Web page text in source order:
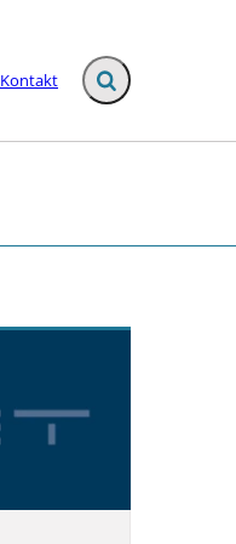
Kontakt Fold søgefelt ud